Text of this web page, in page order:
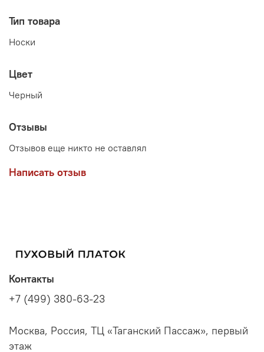
Тип товара
Носки
Цвет
Черный
Отзывы
Отзывов еще никто не оставлял
Написать отзыв
Контакты
+7 (499) 380-63-23
Москва, Россия, ТЦ «Таганский Пассаж», первый
этаж